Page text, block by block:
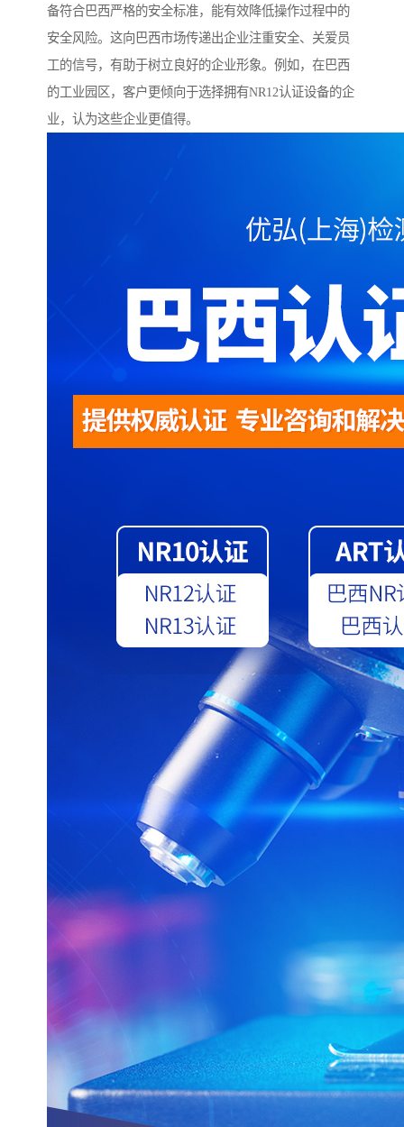
备符合巴西严格的安全标准，能有效降低操作过程中的
安全风险。这向巴西市场传递出企业注重安全、关爱员
工的信号，有助于树立良好的企业形象。例如，在巴西
的工业园区，客户更倾向于选择拥有NR12认证设备的企
业，认为这些企业更值得。